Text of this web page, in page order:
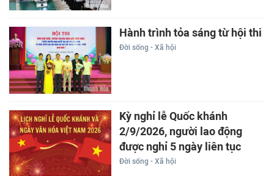
Hành trình tỏa sáng từ hội thi
Đời sống - Xã hội
Kỳ nghỉ lễ Quốc khánh
2/9/2026, người lao động
được nghỉ 5 ngày liên tục
Đời sống - Xã hội